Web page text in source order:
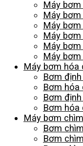
Máy
Máy bơm
Máy
Máy
Máy
Máy
Máy bơm hóa
Bơm
Bơm hóa
Bơm
Bơm hóa
Máy bơm
Bơm
Bơm